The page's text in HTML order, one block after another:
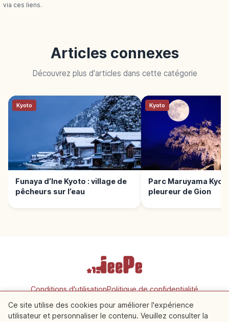
via ces liens.
Articles connexes
Découvrez plus d'articles dans cette catégorie
Kyoto
Funaya d’Ine Kyoto : village de
pêcheurs sur l’eau
Kyoto
Parc Maruyama
pleureur de Gion
À proximité
Conditions d'utilisationPolitique de confidentialité
Ce site utilise des cookies pour améliorer l'expérience
utilisateur et personnaliser le contenu. Veuillez consulter la